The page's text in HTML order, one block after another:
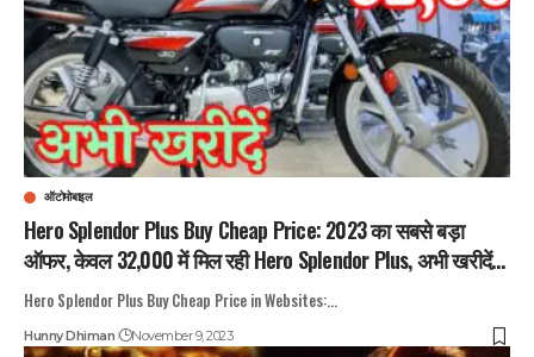
ऑटोमोबाइल
Hero Splendor Plus Buy Cheap Price: 2023 का सबसे बड़ा
ऑफर, केवल 32,000 में मिल रही Hero Splendor Plus, अभी खरीदें…
Hero Splendor Plus Buy Cheap Price in Websites:…
Hunny Dhiman November 9, 2023